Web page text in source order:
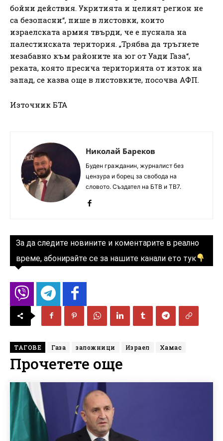
бойни действия. Укритията и целият регион не
са безопасни“, пише в листовки, които
израелската армия твърди, че е пуснала на
палестинската територия. „Трябва да тръгнете
незабавно към районите на юг от Уади Газа“,
реката, която пресича територията от изток на
запад, се казва още в листовките, посочва АФП.
Източник БТА
Николай Бареков
Буден гражданин, журналист без
цензура и борец за свобода на
словото. Създател на БТВ и ТВ7.
За да следите новините и коментарите в реално
време, абонирайте се за нашите канали ето тук
ТАГОВЕ Газа заложници Израел Хамас
Прочетете още